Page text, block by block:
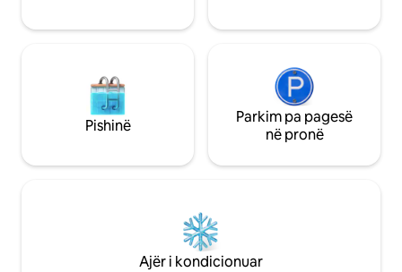
Pishinë
Parkim pa pagesë
në pronë
Ajër i kondicionuar